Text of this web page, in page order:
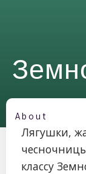
About
Лягушки,
классу